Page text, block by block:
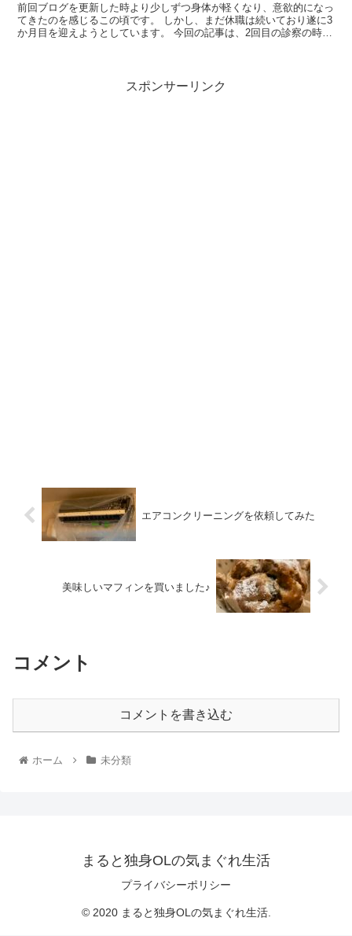
前回ブログを更新した時より少しずつ身体が軽くなり、意欲的になっ
てきたのを感じるこの頃です。 しかし、まだ休職は続いており遂に3
か月目を迎えようとしています。 今回の記事は、2回目の診察の時の
スポンサーリンク
エアコンクリーニングを依頼してみた
美味しいマフィンを買いました♪
コメント
コメントを書き込む
ホーム 未分類
まると独身OLの気まぐれ生活
プライバシーポリシー
© 2020 まると独身OLの気まぐれ生活.